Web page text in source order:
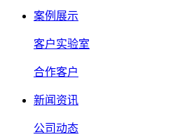
案例展示
客户实验室
合作客户
新闻资讯
公司动态